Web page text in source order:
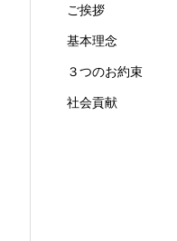
ご挨拶
基本理念
３つのお約束
社会貢献